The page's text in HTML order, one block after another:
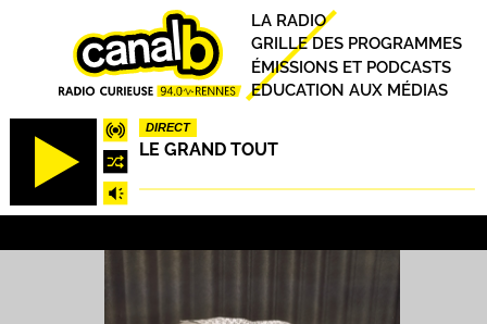
DIRECT
LE GRAND TOUT
Principal
LA RADIO
GRILLE DES PROGRAMMES
ÉMISSIONS ET PODCASTS
EDUCATION AUX MÉDIAS